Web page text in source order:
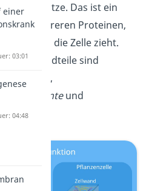
als Stütze. Das ist ein
aus mehreren Proteinen,
sich durch die Zelle zieht.
sind
,
und
einer
03:01
04:48